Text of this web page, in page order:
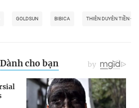
GOLDSUN BIBICA THIÊN DUYÊN TIỀN